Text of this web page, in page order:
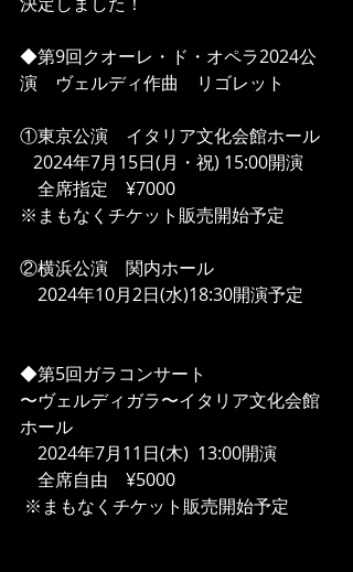
◆第9回クオーレ・ド・オペラ2024公
演　ヴェルディ作曲　リゴレット
①東京公演　イタリア文化会館ホール
   2024年7月15日(月・祝) 15:00開演
全席指定　¥7000
※まもなくチケット販売開始予定
②横浜公演　関内ホール
2024年10月2日(水)18:30開演予定
◆第5回ガラコンサート
〜ヴェルディガラ〜イタリア文化会館
ホール
2024年7月11日(木)  13:00開演
    全席自由　¥5000
※まもなくチケット販売開始予定